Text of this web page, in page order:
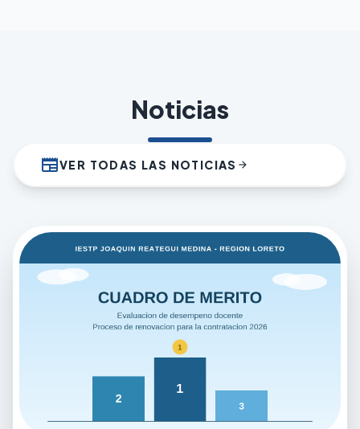
Noticias
newspaperVER TODAS LAS NOTICIAS arrow_forward